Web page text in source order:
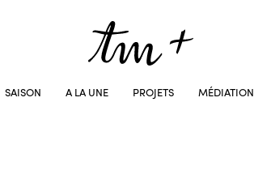
SAISON A LA UNE PROJETS MÉDIATION